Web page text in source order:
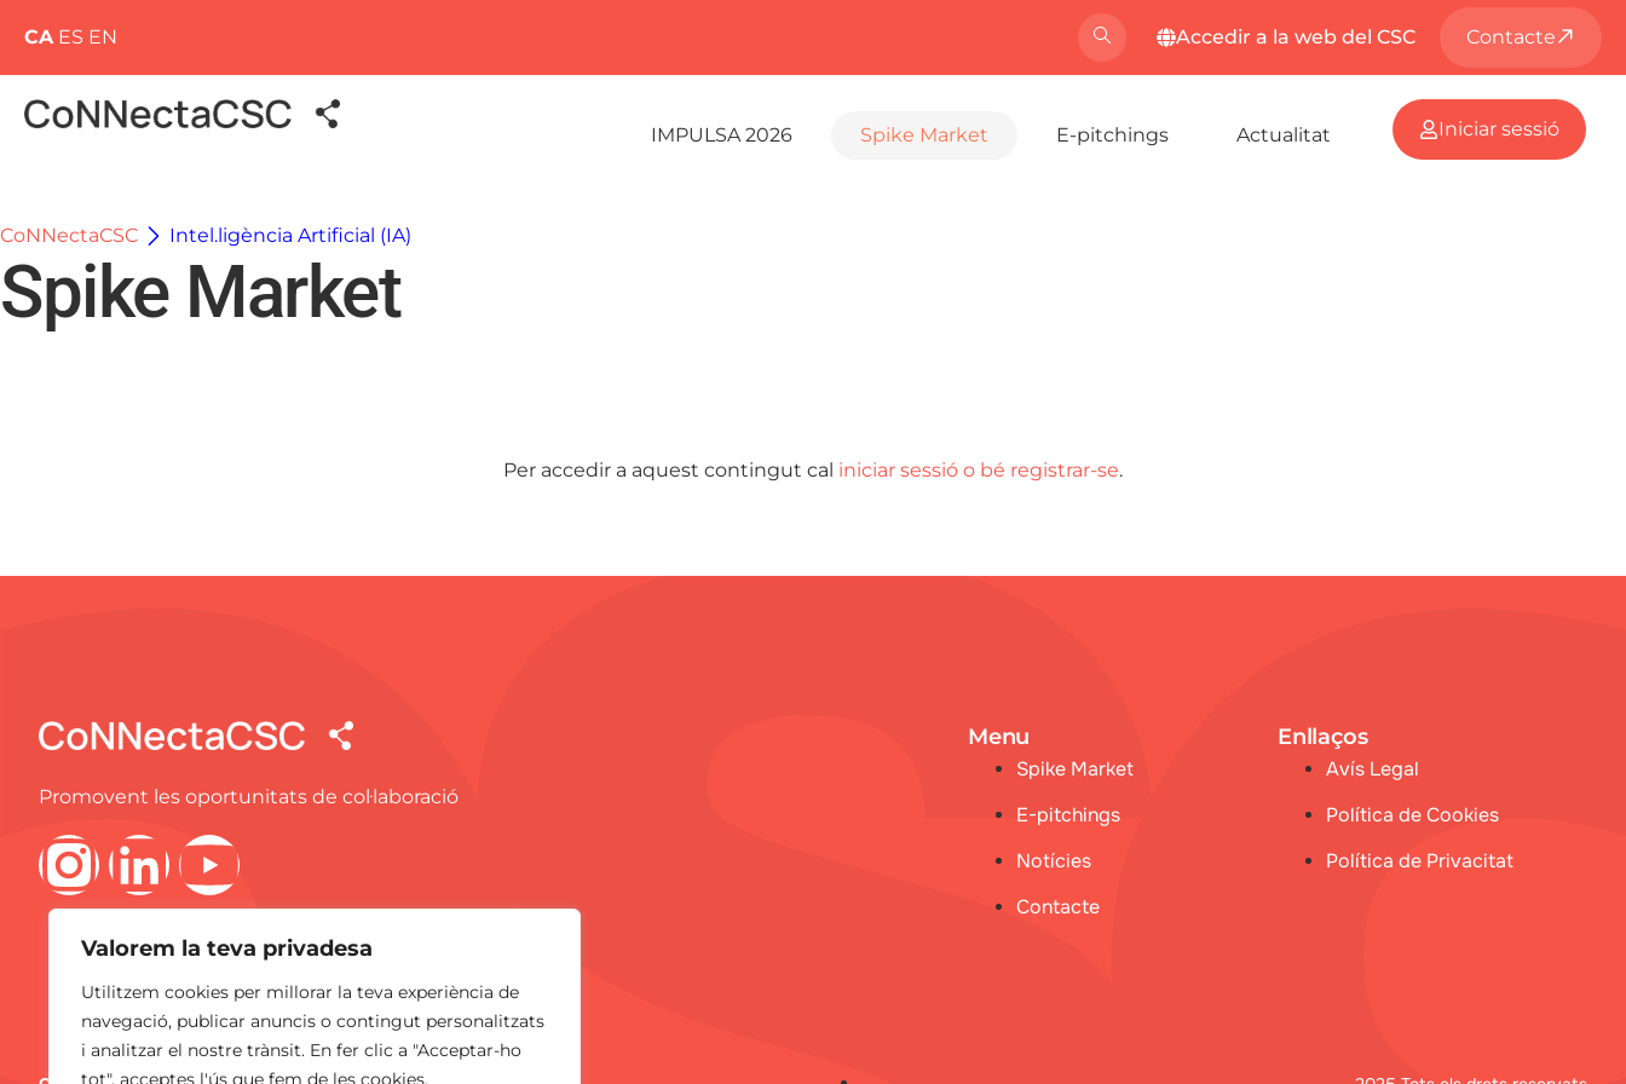
Valorem la teva privadesa
Utilitzem cookies per millorar la teva experiència de
navegació, publicar anuncis o contingut personalitzats
i analitzar el nostre trànsit. En fer clic a "Acceptar-ho
tot", acceptes l'ús que fem de les cookies.
Accedir a la web del CSC Contacte
CA ES EN
IMPULSA 2026 Spike Market E-pitchings Actualitat Iniciar sessió
CoNNectaCSC Intel.ligència Artificial (IA)
Spike Market
Per accedir a aquest contingut cal iniciar sessió o bé registrar-se.
Promovent les oportunitats de col·laboració
Menu
Spike Market
E-pitchings
Notícies
Contacte
Enllaços
Avís Legal
Política de Cookies
Política de Privacitat